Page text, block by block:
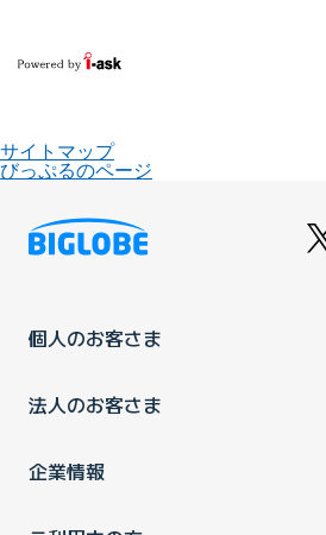
サイトマップ
びっぷるのページ
個人のお客さま
法人のお客さま
企業情報